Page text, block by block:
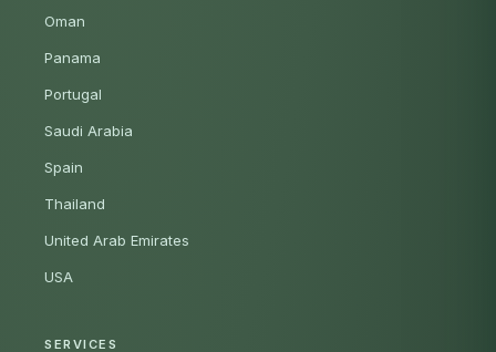
Oman
Panama
Portugal
Saudi Arabia
Spain
Thailand
United Arab Emirates
USA
SERVICES